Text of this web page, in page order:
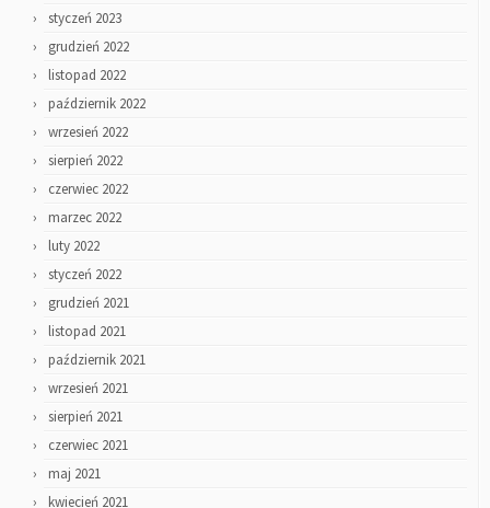
styczeń 2023
grudzień 2022
listopad 2022
październik 2022
wrzesień 2022
sierpień 2022
czerwiec 2022
marzec 2022
luty 2022
styczeń 2022
grudzień 2021
listopad 2021
październik 2021
wrzesień 2021
sierpień 2021
czerwiec 2021
maj 2021
kwiecień 2021